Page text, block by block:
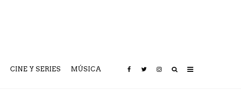
CINE Y SERIES MÚSICA